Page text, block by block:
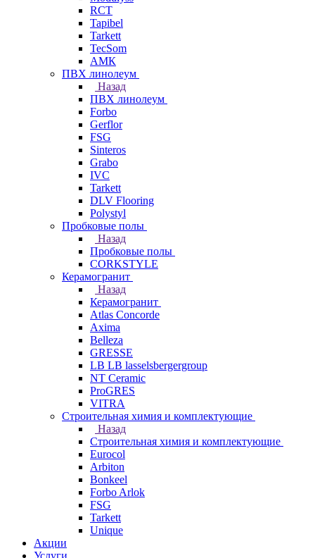
RCT
Tapibel
Tarkett
TecSom
АМК
ПВХ линолеум
Назад
ПВХ линолеум
Forbo
Gerflor
FSG
Sinteros
Grabo
IVC
Tarkett
DLV Flooring
Polystyl
Пробковые полы
Назад
Пробковые полы
CORKSTYLE
Керамогранит
Назад
Керамогранит
Atlas Concorde
Axima
Belleza
GRESSE
LB LB lasselsbergergroup
NT Ceramic
ProGRES
VITRA
Строительная химия и комплектующие
Назад
Строительная химия и комплектующие
Eurocol
Arbiton
Bonkeel
Forbo Arlok
FSG
Tarkett
Unique
Акции
Услуги